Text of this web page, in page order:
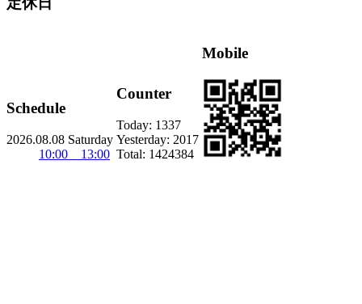
Schedule
2026.08.08 Saturday
10:00 13:00
Counter
Today: 1337
Yesterday: 2017
Total: 1424384
Mobile